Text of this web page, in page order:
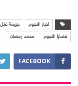
اخبار النجوم جريمة قتل
قضايا النجوم محمد رمضان
FACEBOOK